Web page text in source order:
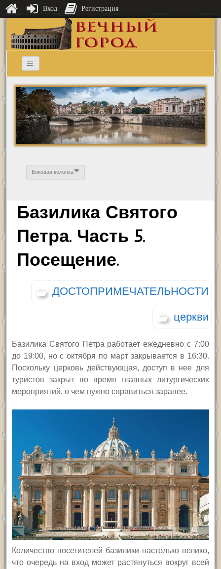
Боковая колонка
Базилика Святого
Петра. Часть 5.
Посещение.
ДОСТОПРИМЕЧАТЕЛЬНОСТИ
церкви
Базилика Святого Петра работает ежедневно с 7:00
до 19:00, но с октября по март закрывается в 16:30.
Поскольку церковь действующая, доступ в нее для
туристов закрыт во время главных литургических
мероприятий, о чем нужно справиться заранее.
Количество посетителей базилики настолько велико,
что очередь на вход может растянуться вокруг всей
Вход Регистрация